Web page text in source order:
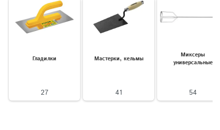
Гладилки
27
Мастерки, кельмы
41
Миксеры
универсальные
54